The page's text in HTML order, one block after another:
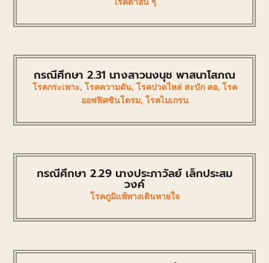
กรณีศึกษา 2.31 นางสาวนงนุช พาสนาโสภณ
โรคกระเพาะ, โรคความดัน, โรคปวดไหล่ สะบัก คอ, โรค
ออฟฟิศซินโดรม, โรคไมเกรน
กรณีศึกษา 2.29 นางประภาวัลย์ เล็กประสม
วงค์
โรคภูมิแพ้ทางเดินหายใจ